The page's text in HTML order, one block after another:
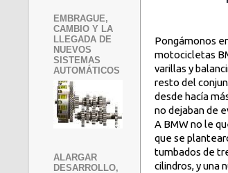
Pongámonos
motocicletas
varillas y
resto del
desde hacía
no dejaban de
A BMW no le
que se
tumbados de
cilindros, y una
EMBRAGUE,
CAMBIO Y LA
LLEGADA DE
NUEVOS
SISTEMAS
AUTOMÁTICOS
ALARGAR
DESARROLLO,